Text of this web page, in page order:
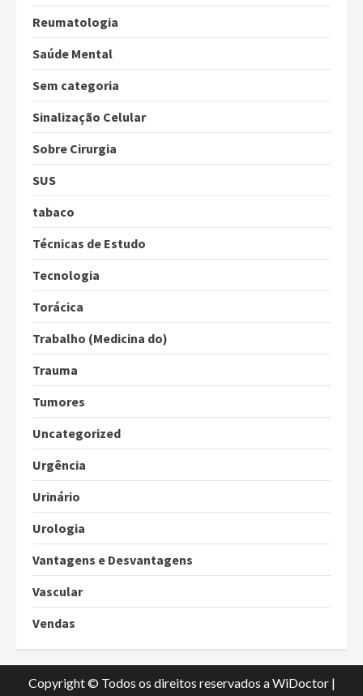
Reumatologia
Saúde Mental
Sem categoria
Sinalização Celular
Sobre Cirurgia
SUS
tabaco
Técnicas de Estudo
Tecnologia
Torácica
Trabalho (Medicina do)
Trauma
Tumores
Uncategorized
Urgência
Urinário
Urologia
Vantagens e Desvantagens
Vascular
Vendas
Copyright © Todos os direitos reservados a WiDoctor |